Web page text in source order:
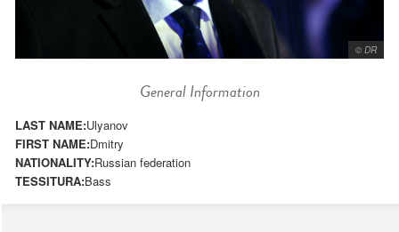
© DR
General Information
LAST NAME:Ulyanov
FIRST NAME:Dmitry
NATIONALITY:Russian federation
TESSITURA:Bass